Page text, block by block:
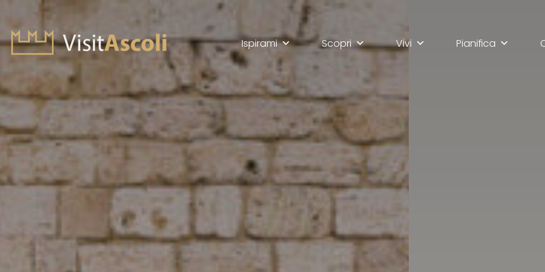
Visit Ascoli - Viaggio alla scoperta di Ascoli
Ispirami Scopri Vivi Pianifica
Cerca